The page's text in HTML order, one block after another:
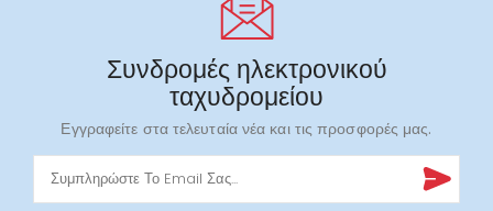
Συνδρομές ηλεκτρονικού
ταχυδρομείου
Εγγραφείτε στα τελευταία νέα και τις προσφορές μας.